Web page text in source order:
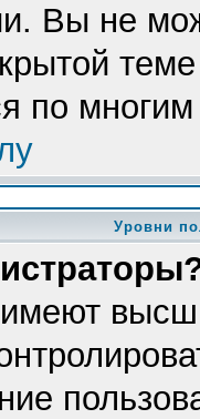
Вы не
по
Уровни